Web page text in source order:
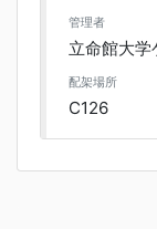
管理者
立命館大学
配架場所
C126